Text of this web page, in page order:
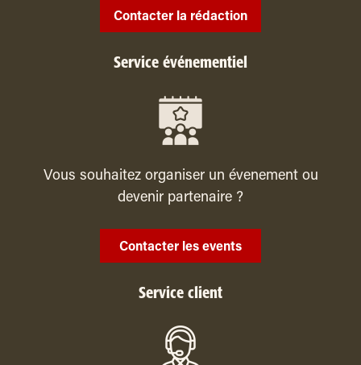
Contacter la rédaction
Service événementiel
Vous souhaitez organiser un évenement ou
devenir partenaire ?
Contacter les events
Service client